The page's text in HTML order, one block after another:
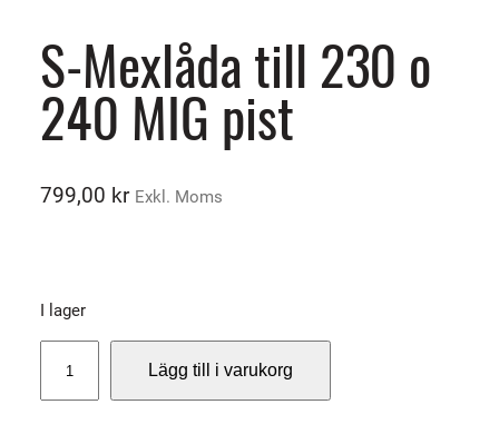
S-Mexlåda till 230 o
240 MIG pist
799,00 kr Exkl. Moms
I lager
M
Lägg till i varukorg